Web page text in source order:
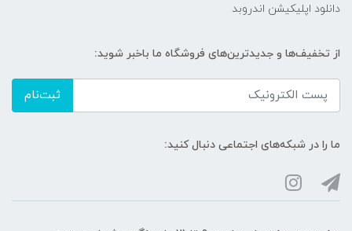
دانلود اپلیکیشن اندروبد
از تخفیف‌ها و جدیدترین‌های فروشگاه ما باخبر شوید:
ثبت‌نام
ما را در شبکه‌های اجتماعی دنبال کنید: